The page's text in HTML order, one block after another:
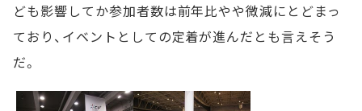
ども影響してか参加者数は前年比やや微減にとどまっ
ており、イベントとしての定着が進んだとも言えそう
だ。